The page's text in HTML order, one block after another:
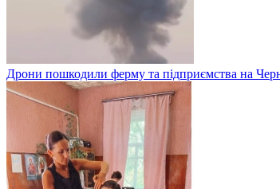
Дрони пошкодили ферму та підприємства на